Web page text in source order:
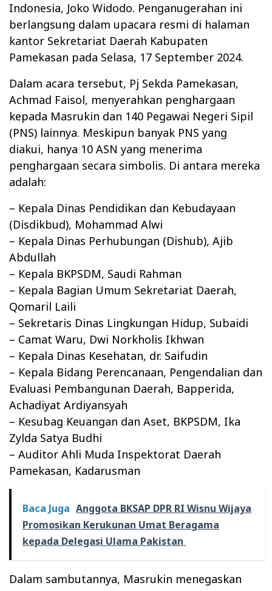
Indonesia, Joko Widodo. Penganugerahan ini
berlangsung dalam upacara resmi di halaman
kantor Sekretariat Daerah Kabupaten
Pamekasan pada Selasa, 17 September 2024.
Dalam acara tersebut, Pj Sekda Pamekasan,
Achmad Faisol, menyerahkan penghargaan
kepada Masrukin dan 140 Pegawai Negeri Sipil
(PNS) lainnya. Meskipun banyak PNS yang
diakui, hanya 10 ASN yang menerima
penghargaan secara simbolis. Di antara mereka
adalah:
– Kepala Dinas Pendidikan dan Kebudayaan
(Disdikbud), Mohammad Alwi
– Kepala Dinas Perhubungan (Dishub), Ajib
Abdullah
– Kepala BKPSDM, Saudi Rahman
– Kepala Bagian Umum Sekretariat Daerah,
Qomaril Laili
– Sekretaris Dinas Lingkungan Hidup, Subaidi
– Camat Waru, Dwi Norkholis Ikhwan
– Kepala Dinas Kesehatan, dr. Saifudin
– Kepala Bidang Perencanaan, Pengendalian dan
Evaluasi Pembangunan Daerah, Bapperida,
Achadiyat Ardiyansyah
– Kesubag Keuangan dan Aset, BKPSDM, Ika
Zylda Satya Budhi
– Auditor Ahli Muda Inspektorat Daerah
Pamekasan, Kadarusman
Baca Juga Anggota BKSAP DPR RI Wisnu Wijaya
Promosikan Kerukunan Umat Beragama
kepada Delegasi Ulama Pakistan
Dalam sambutannya, Masrukin menegaskan